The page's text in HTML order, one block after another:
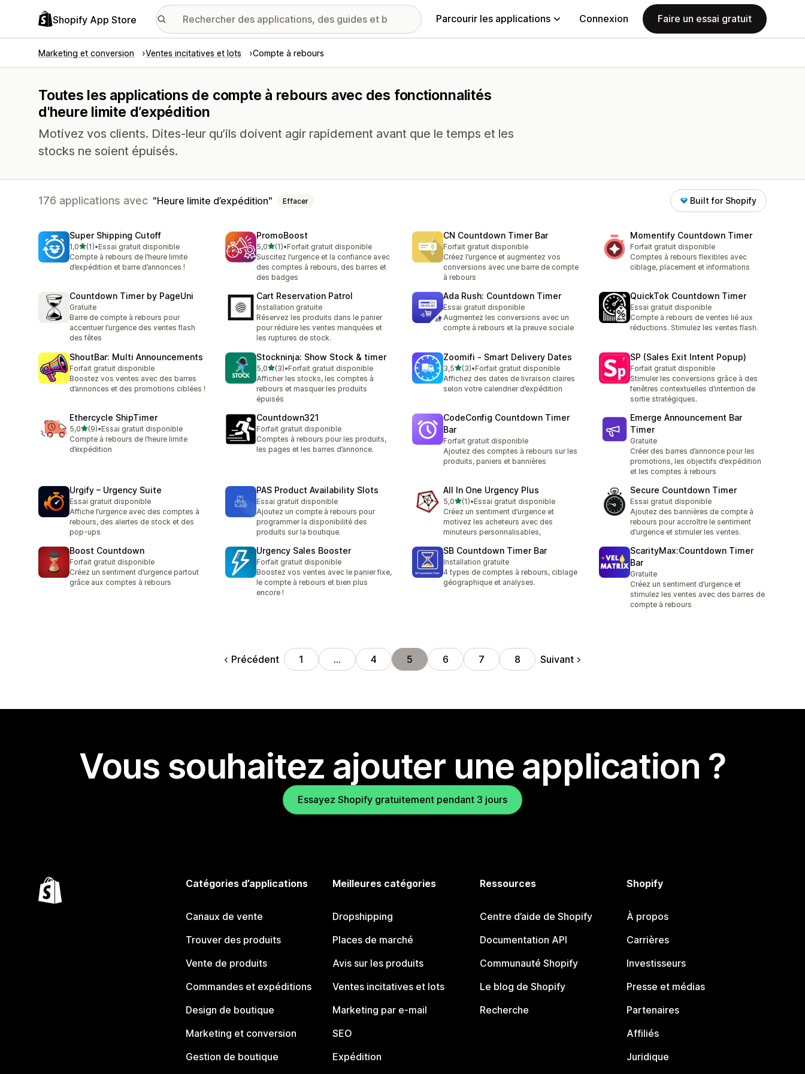
Shopify App Store Parcourir les applications Connexion Faire un essai gratuit
Marketing et conversion Ventes incitatives et lots Compte à rebours
Toutes les applications de compte à rebours avec des fonctionnalités
d'heure limite d’expédition
Motivez vos clients. Dites-leur qu’ils doivent agir rapidement avant que le temps et les
stocks ne soient épuisés.
176 applications avec Heure limite d’expédition Effacer Built for Shopify
Super Shipping Cutoff
1,0étoile(s) sur 5
(1)
1 avis au total
•Essai gratuit disponible
Compte à rebours de l’heure limite
d’expédition et barre d’annonces !
PromoBoost
5,0étoile(s) sur 5
(1)
1 avis au total
•Forfait gratuit disponible
Suscitez l’urgence et la confiance avec
des comptes à rebours, des barres et
des badges
CN Countdown Timer Bar
Forfait gratuit disponible
Créez l’urgence et augmentez vos
conversions avec une barre de compte
à rebours
Momentify Countdown Timer
Forfait gratuit disponible
Comptes à rebours flexibles avec
ciblage, placement et informations
Countdown Timer by PageUni
Gratuite
Barre de compte à rebours pour
accentuer l’urgence des ventes flash
des fêtes
Cart Reservation Patrol
Installation gratuite
Réservez les produits dans le panier
pour réduire les ventes manquées et
les ruptures de stock.
Ada Rush: Countdown Timer
Essai gratuit disponible
Augmentez les conversions avec un
compte à rebours et la preuve sociale
QuickTok Countdown Timer
Essai gratuit disponible
Compte à rebours de ventes lié aux
réductions. Stimulez les ventes flash.
ShoutBar: Multi Announcements
Forfait gratuit disponible
Boostez vos ventes avec des barres
d’annonces et des promotions ciblées !
Stockninja: Show Stock & timer
5,0étoile(s) sur 5
(3)
3 avis au total
•Forfait gratuit disponible
Afficher les stocks, les comptes à
rebours et masquer les produits
épuisés
Zoomifi ‑ Smart Delivery Dates
3,5étoile(s) sur 5
(3)
3 avis au total
•Forfait gratuit disponible
Affichez des dates de livraison claires
selon votre calendrier d’expédition
SP (Sales Exit Intent Popup)
Forfait gratuit disponible
Stimuler les conversions grâce à des
fenêtres contextuelles d’intention de
sortie stratégiques.
Ethercycle ShipTimer
5,0étoile(s) sur 5
(9)
9 avis au total
•Essai gratuit disponible
Compte à rebours de l’heure limite
d’expédition
Countdown321
Forfait gratuit disponible
Comptes à rebours pour les produits,
les pages et les barres d’annonce.
CodeConfig Countdown Timer
Bar
Forfait gratuit disponible
Ajoutez des comptes à rebours sur les
produits, paniers et bannières
Emerge Announcement Bar
Timer
Gratuite
Créer des barres d’annonce pour les
promotions, les objectifs d’expédition
et les comptes à rebours
Urgify – Urgency Suite
Essai gratuit disponible
Affiche l’urgence avec des comptes à
rebours, des alertes de stock et des
pop-ups
PAS Product Availability Slots
Essai gratuit disponible
Ajoutez un compte à rebours pour
programmer la disponibilité des
produits sur la boutique.
All In One Urgency Plus
5,0étoile(s) sur 5
(1)
1 avis au total
•Essai gratuit disponible
Créez un sentiment d’urgence et
motivez les acheteurs avec des
minuteurs personnalisables,
Secure Countdown Timer
Essai gratuit disponible
Ajoutez des bannières de compte à
rebours pour accroître le sentiment
d’urgence et stimuler les ventes.
Boost Countdown
Forfait gratuit disponible
Créez un sentiment d’urgence partout
grâce aux comptes à rebours
Urgency Sales Booster
Forfait gratuit disponible
Boostez vos ventes avec le panier fixe,
le compte à rebours et bien plus
encore !
SB Countdown Timer Bar
Installation gratuite
4 types de comptes à rebours, ciblage
géographique et analyses.
ScarityMax:Countdown Timer
Bar
Gratuite
Créez un sentiment d’urgence et
stimulez les ventes avec des barres de
compte à rebours
Précédent 1 … 4 5 6 7 8 Suivant
Vous souhaitez ajouter une application ?
Essayez Shopify gratuitement pendant 3 jours
Catégories d’applications
Canaux de vente
Trouver des produits
Vente de produits
Commandes et expéditions
Design de boutique
Marketing et conversion
Gestion de boutique
Meilleures catégories
Dropshipping
Places de marché
Avis sur les produits
Ventes incitatives et lots
Marketing par e-mail
SEO
Expédition
Ressources
Centre d’aide de Shopify
Documentation API
Communauté Shopify
Le blog de Shopify
Recherche
Shopify
À propos
Carrières
Investisseurs
Presse et médias
Partenaires
Affiliés
Juridique